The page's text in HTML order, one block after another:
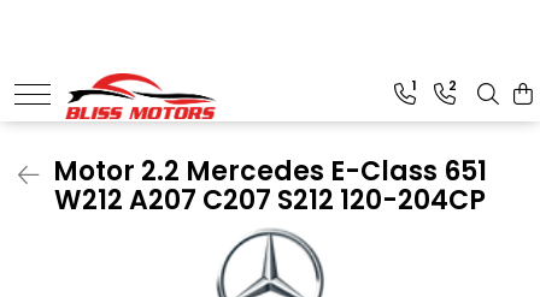
Piese Motoare
Turbosuflante și accesorii
Kituri de reparații
Chiulase
Piese Camioane
Vibrochen camioane
1 2
Motor 2.2 Mercedes E-Class 651
W212 A207 C207 S212 120-204CP